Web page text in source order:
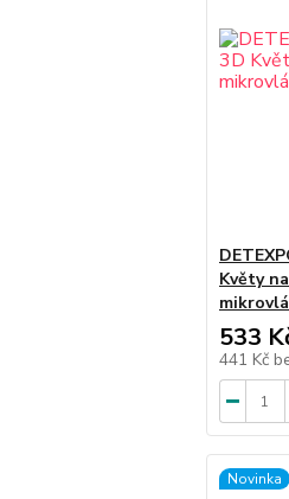
Květy
533
441 Kč
Novinka